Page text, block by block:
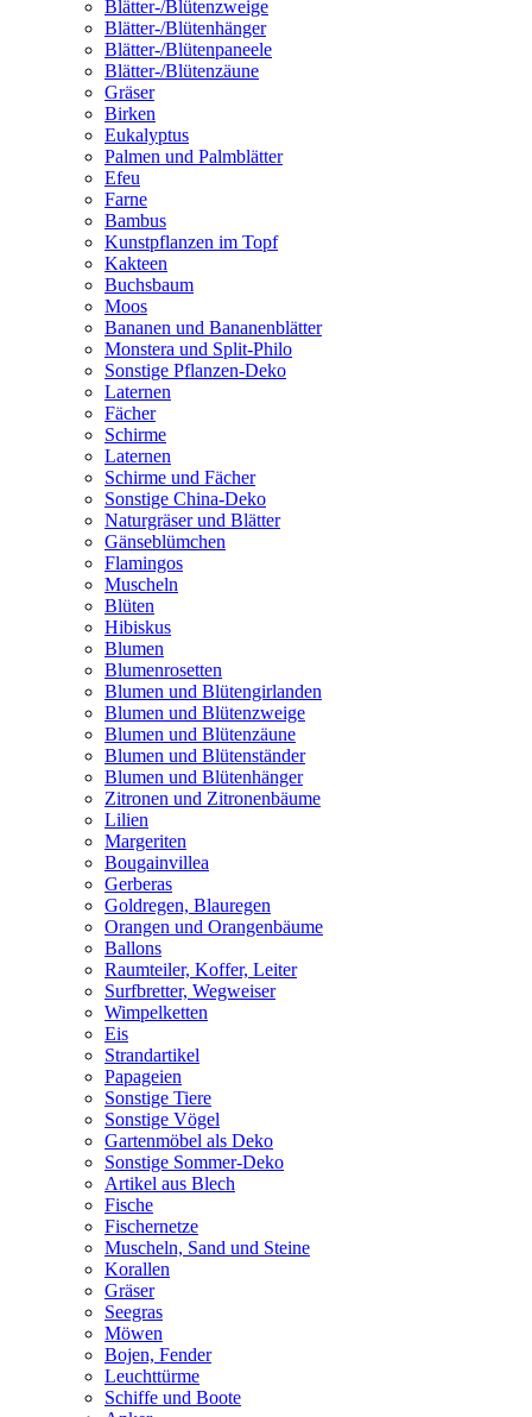
Blätter-/Blütenzweige
Blätter-/Blütenhänger
Blätter-/Blütenpaneele
Blätter-/Blütenzäune
Gräser
Birken
Eukalyptus
Palmen und Palmblätter
Efeu
Farne
Bambus
Kunstpflanzen im Topf
Kakteen
Buchsbaum
Moos
Bananen und Bananenblätter
Monstera und Split-Philo
Sonstige Pflanzen-Deko
Laternen
Fächer
Schirme
Laternen
Schirme und Fächer
Sonstige China-Deko
Naturgräser und Blätter
Gänseblümchen
Flamingos
Muscheln
Blüten
Hibiskus
Blumen
Blumenrosetten
Blumen und Blütengirlanden
Blumen und Blütenzweige
Blumen und Blütenzäune
Blumen und Blütenständer
Blumen und Blütenhänger
Zitronen und Zitronenbäume
Lilien
Margeriten
Bougainvillea
Gerberas
Goldregen, Blauregen
Orangen und Orangenbäume
Ballons
Raumteiler, Koffer, Leiter
Surfbretter, Wegweiser
Wimpelketten
Eis
Strandartikel
Papageien
Sonstige Tiere
Sonstige Vögel
Gartenmöbel als Deko
Sonstige Sommer-Deko
Artikel aus Blech
Fische
Fischernetze
Muscheln, Sand und Steine
Korallen
Gräser
Seegras
Möwen
Bojen, Fender
Leuchttürme
Schiffe und Boote